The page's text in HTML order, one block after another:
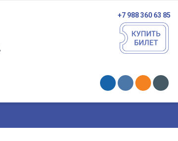
+7 988 360 63 85